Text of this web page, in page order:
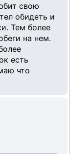
свою
обидеть и
Тем более
на нем.
есть
что